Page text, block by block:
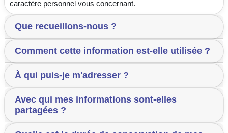
caractère personnel vous concernant.
Que recueillons-nous ?
Comment cette information est-elle utilisée ?
À qui puis-je m'adresser ?
Avec qui mes informations sont-elles
partagées ?